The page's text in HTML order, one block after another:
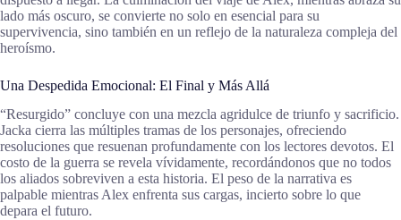
lado más oscuro, se convierte no solo en esencial para su
supervivencia, sino también en un reflejo de la naturaleza compleja del
heroísmo.
Una Despedida Emocional: El Final y Más Allá
“Resurgido” concluye con una mezcla agridulce de triunfo y sacrificio.
Jacka cierra las múltiples tramas de los personajes, ofreciendo
resoluciones que resuenan profundamente con los lectores devotos. El
costo de la guerra se revela vívidamente, recordándonos que no todos
los aliados sobreviven a esta historia. El peso de la narrativa es
palpable mientras Alex enfrenta sus cargas, incierto sobre lo que
depara el futuro.